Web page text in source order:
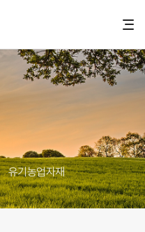
유기농업자재